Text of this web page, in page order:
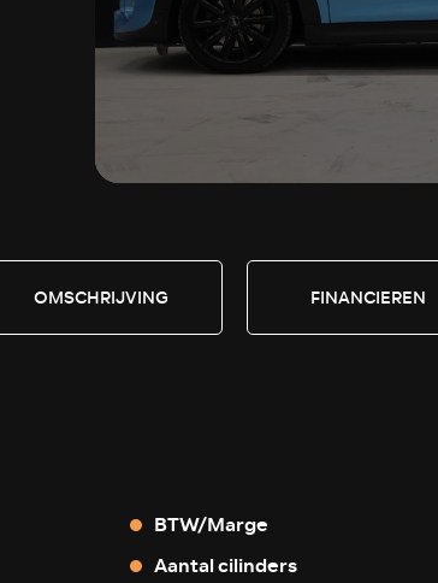
OMSCHRIJVING FINANCIEREN
BTW/Marge
Aantal cilinders